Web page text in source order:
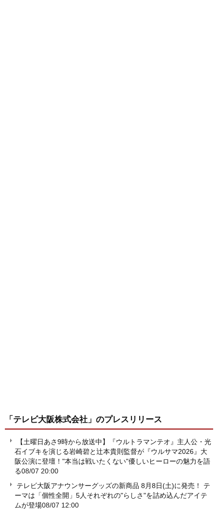
「テレビ大阪株式会社」 のプレスリリース
【土曜日あさ9時から放送中】『ウルトラマンテオ』主人公・光
石イブキを演じる岩崎碧と辻本貴則監督が『ウルサマ2026』大
阪公演に登壇！"本当は戦いたくない"優しいヒーローの魅力を語
る08/07 20:00
テレビ大阪アナウンサーグッズの新商品 8月8日(土)に発売！ テ
ーマは「個性全開」5人それぞれの"らしさ"を詰め込んだアイテ
ムが登場08/07 12:00